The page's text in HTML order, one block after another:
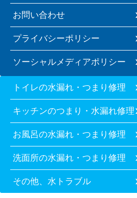
お問い合わせ
プライバシーポリシー
ソーシャルメディアポリシー
トイレの水漏れ・つまり修理
キッチンのつまり・水漏れ修理
お風呂の水漏れ・つまり修理
洗面所の水漏れ・つまり修理
その他、水トラブル